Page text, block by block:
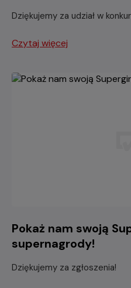
Dziękujemy za udział w
Czytaj więcej
Pokaż nam swoją
supernagrody!
Dziękujemy za zgłoszenia!